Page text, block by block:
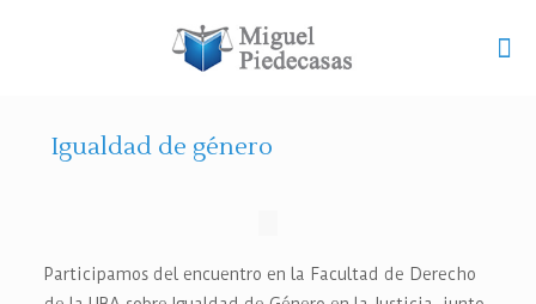
Igualdad de género
Participamos del encuentro en la Facultad de Derecho